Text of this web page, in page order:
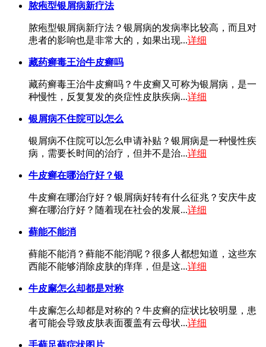
脓疱型银屑病新疗法
脓疱型银屑病新疗法？银屑病的发病率比较高，而且对
患者的影响也是非常大的，如果出现...详细
藏药癣毒王治牛皮癣吗
藏药癣毒王治牛皮癣吗？牛皮癣又可称为银屑病，是一
种慢性，反复复发的炎症性皮肤疾病...详细
银屑病不住院可以怎么
银屑病不住院可以怎么申请补贴？银屑病是一种慢性疾
病，需要长时间的治疗，但并不是治...详细
牛皮癣在哪治疗好？银
牛皮癣在哪治疗好？银屑病好转有什么征兆？安庆牛皮
癣在哪治疗好？随着现在社会的发展...详细
藓能不能消
藓能不能消？藓能不能消呢？很多人都想知道，这些东
西能不能够消除皮肤的痒痒，但是这...详细
牛皮廨怎么却都是对称
牛皮廨怎么却都是对称的？牛皮癣的症状比较明显，患
者可能会导致皮肤表面覆盖有云母状...详细
手藓足藓症状图片